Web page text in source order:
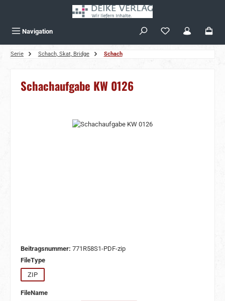
Navigation
Serie Schach, Skat, Bridge Schach
Schachaufgabe KW 0126
Bildergalerie überspringen
Beitragsnummer: 771R58S1-PDF-zip
FileTypeauswählen
ZIP
FileNameauswählen